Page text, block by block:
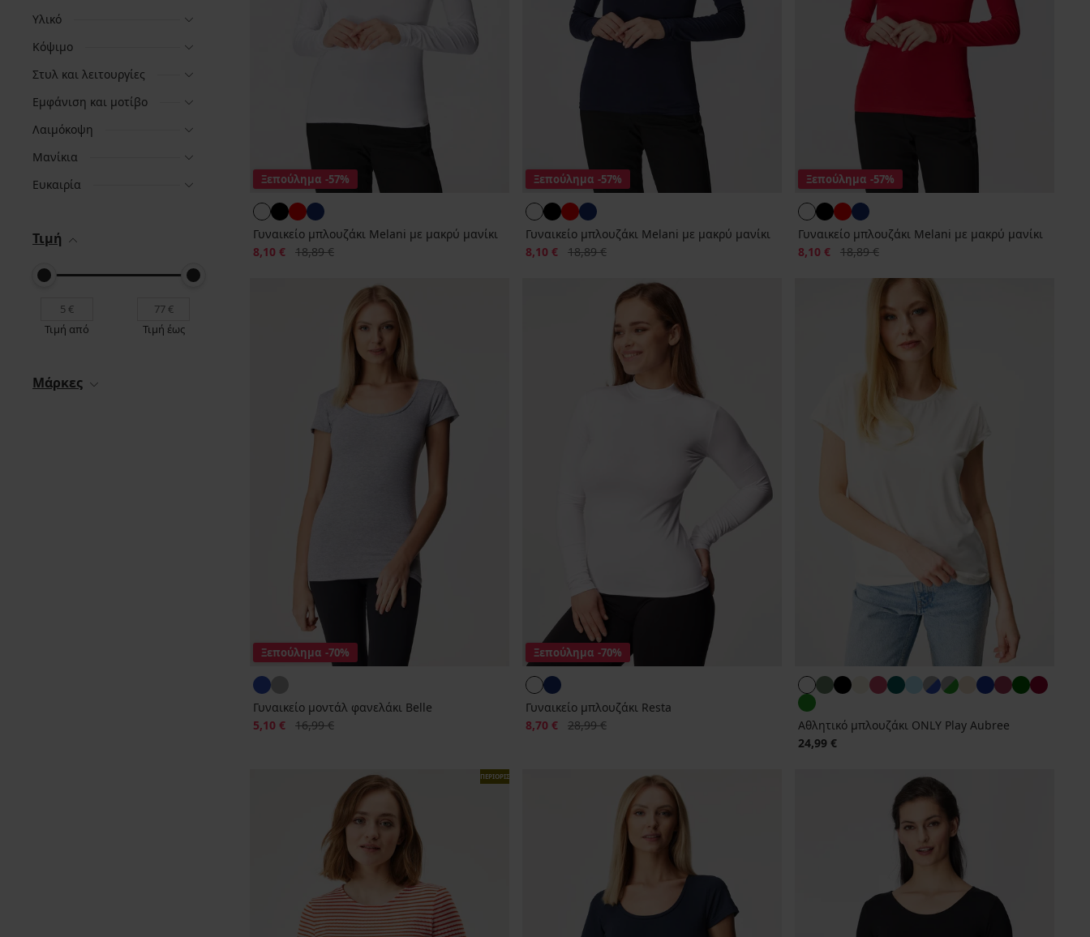
Υλικό
Κόψιμο
Στυλ και λειτουργίες
Εμφάνιση και μοτίβο
Λαιμόκοψη
Μανίκια
Ευκαιρία
Τιμή
Τιμή από Τιμή έως
Μάρκες
Ξεπούλημα -57%
Γυναικείο μπλουζάκι Melani με μακρύ μανίκι
Έκπτωση
8,10 € Αρχική τιμή
18,89 €
Ξεπούλημα -57%
Γυναικείο μπλουζάκι Melani με μακρύ μανίκι
Έκπτωση
8,10 € Αρχική τιμή
18,89 €
Ξεπούλημα -57%
Γυναικείο μπλουζάκι Melani με μακρύ μανίκι
Έκπτωση
8,10 € Αρχική τιμή
18,89 €
Ξεπούλημα -70%
Γυναικείο μοντάλ φανελάκι Belle
Έκπτωση
5,10 € Αρχική τιμή
16,99 €
Ξεπούλημα -70%
Γυναικείο μπλουζάκι Resta
Έκπτωση
8,70 € Αρχική τιμή
28,99 €
Αθλητικό μπλουζάκι ONLY Play Aubree
24,99 €
ΠΕΡΙΟΡΙΣΜΕΝΑ